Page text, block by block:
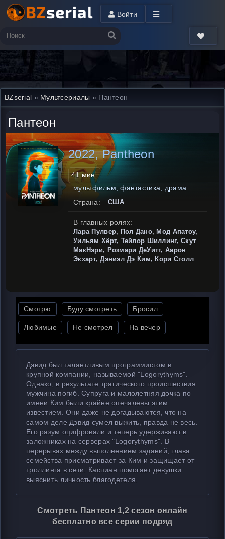
Войти
BZserial » Мультсериалы » Пантеон
Пантеон
2022, Pantheon
41 мин.
мультфильм, фантастика, драма
Страна:
США
В главных ролях:
Лара Пулвер, Пол Дано, Мод Апатоу,
Уильям Хёрт, Тейлор Шиллинг, Скут
МакНэри, Розмари ДеУитт, Аарон
Экхарт, Дэниэл Дэ Ким, Кори Столл
Смотрю Буду смотреть Бросил
Любимые Не смотрел На вечер
Дэвид был талантливым программистом в
крупной компании, называемой "Logorythyms".
Однако, в результате трагического происшествия
мужчина погиб. Супруга и малолетняя дочка по
имени Ким были крайне опечалены этим
известием. Они даже не догадываются, что на
самом деле Дэвид сумел выжить, правда не весь.
Его разум оцифровали и теперь удерживают в
заложниках на серверах "Logorythyms". В
перерывах между выполнением заданий, глава
семейства присматривает за Ким и защищает от
троллинга в сети. Каспиан помогает девушки
выяснить личность благодетеля.
Смотреть Пантеон 1,2 сезон онлайн
бесплатно все серии подряд